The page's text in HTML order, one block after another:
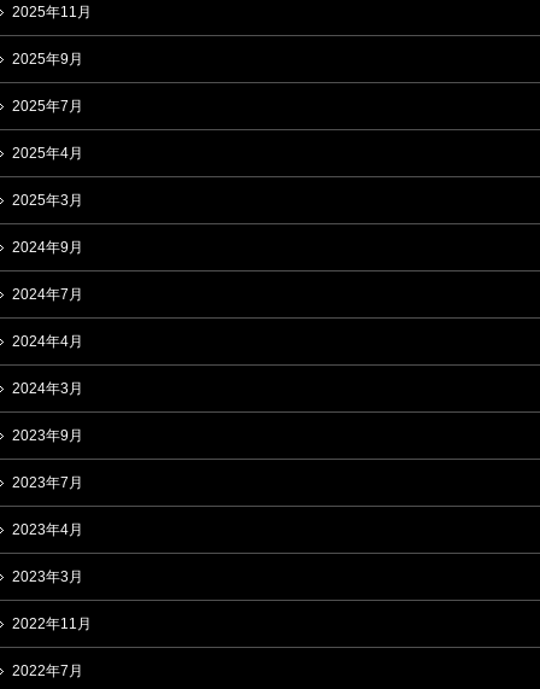
2025年11月
2025年9月
2025年7月
2025年4月
2025年3月
2024年9月
2024年7月
2024年4月
2024年3月
2023年9月
2023年7月
2023年4月
2023年3月
2022年11月
2022年7月